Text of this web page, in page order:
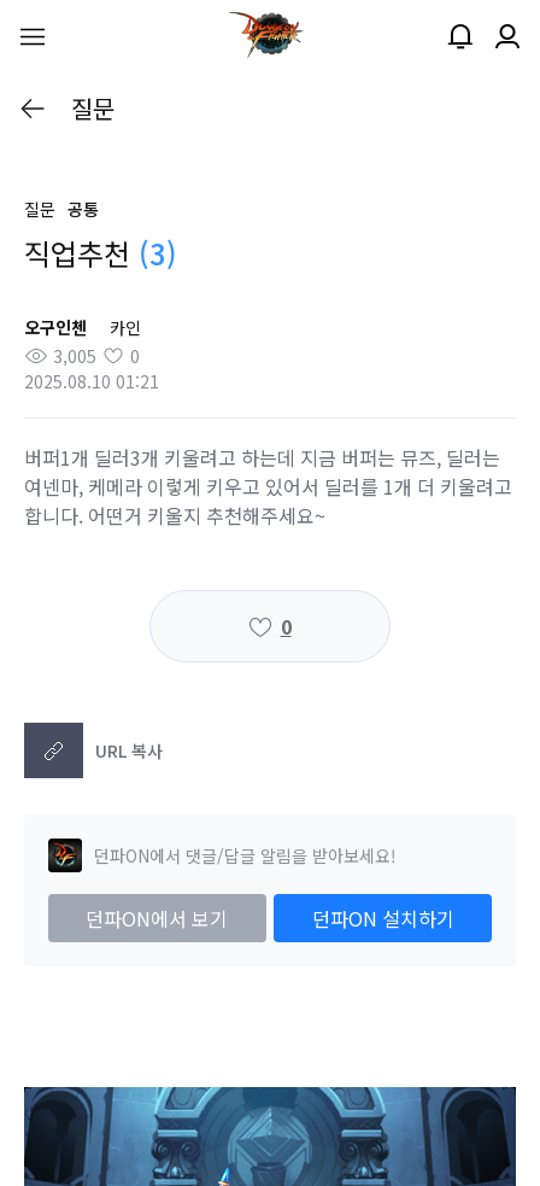
질문
질문 공통
직업추천 (3)
오구인첸
카인
3,005
0
2025.08.10 01:21
버퍼1개 딜러3개 키울려고 하는데 지금 버퍼는 뮤즈, 딜러는
여넨마, 케메라 이렇게 키우고 있어서 딜러를 1개 더 키울려고
합니다. 어떤거 키울지 추천해주세요~
0
URL 복사
던파ON에서 댓글/답글 알림을 받아보세요!
던파ON에서 보기 던파ON 설치하기